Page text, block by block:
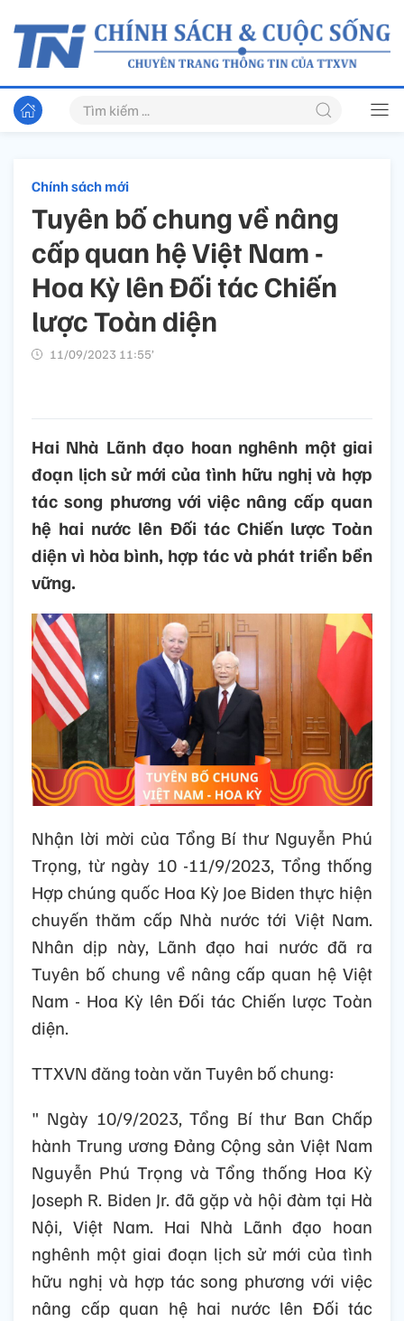
Chính sách mới
Tuyên bố chung về nâng
cấp quan hệ Việt Nam -
Hoa Kỳ lên Đối tác Chiến
lược Toàn diện
11/09/2023 11:55’
Hai Nhà Lãnh đạo hoan nghênh một giai
đoạn lịch sử mới của tình hữu nghị và hợp
tác song phương với việc nâng cấp quan
hệ hai nước lên Đối tác Chiến lược Toàn
diện vì hòa bình, hợp tác và phát triển bền
vững.
Nhận lời mời của Tổng Bí thư Nguyễn Phú
Trọng, từ ngày 10 -11/9/2023, Tổng thống
Hợp chúng quốc Hoa Kỳ Joe Biden thực hiện
chuyến thăm cấp Nhà nước tới Việt Nam.
Nhân dịp này, Lãnh đạo hai nước đã ra
Tuyên bố chung về nâng cấp quan hệ Việt
Nam - Hoa Kỳ lên Đối tác Chiến lược Toàn
diện.
TTXVN đăng toàn văn Tuyên bố chung:
" Ngày 10/9/2023, Tổng Bí thư Ban Chấp
hành Trung ương Đảng Cộng sản Việt Nam
Nguyễn Phú Trọng và Tổng thống Hoa Kỳ
Joseph R. Biden Jr. đã gặp và hội đàm tại Hà
Nội, Việt Nam. Hai Nhà Lãnh đạo hoan
nghênh một giai đoạn lịch sử mới của tình
hữu nghị và hợp tác song phương với việc
nâng cấp quan hệ hai nước lên Đối tác